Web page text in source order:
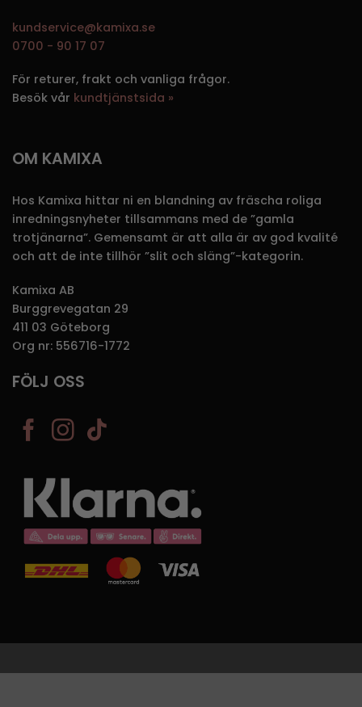
kundservice@kamixa.se
0700 - 90 17 07
För returer, frakt och vanliga frågor.
Besök vår kundtjänstsida »
OM KAMIXA
Hos Kamixa hittar ni en blandning av fräscha roliga
inredningsnyheter tillsammans med de ”gamla
trotjänarna”. Gemensamt är att alla är av god kvalité
och att de inte tillhör ”slit och släng”-kategorin.
Kamixa AB
Burggrevegatan 29
411 03 Göteborg
Org nr: 556716-1772
FÖLJ OSS